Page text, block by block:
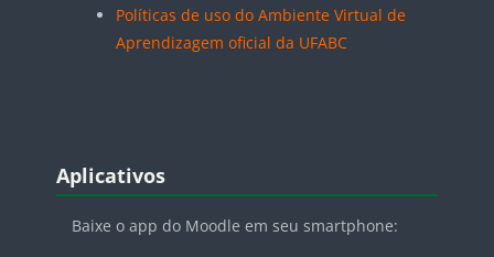
Políticas de uso do Ambiente Virtual de
Aprendizagem oficial da UFABC
Blocos
Aplicativos
Baixe o app do Moodle em seu smartphone: